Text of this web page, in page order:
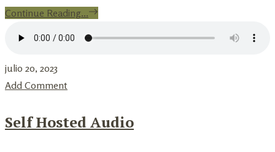
Continue Reading...
julio 20, 2023
Add Comment
Self Hosted Audio